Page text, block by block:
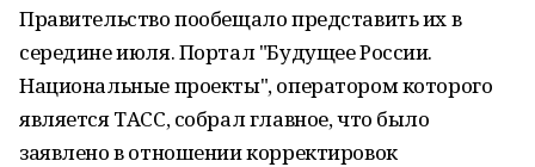
Правительство пообещало представить их в
середине июля. Портал "Будущее России.
Национальные проекты", оператором которого
является ТАСС, собрал главное, что было
заявлено в отношении корректировок